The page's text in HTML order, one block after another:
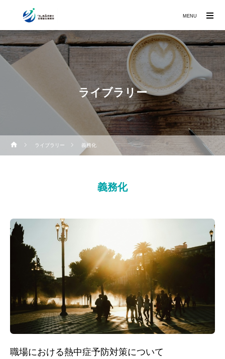
ライブラリー
ライブラリー 義務化
義務化
職場における熱中症予防対策について
MENU